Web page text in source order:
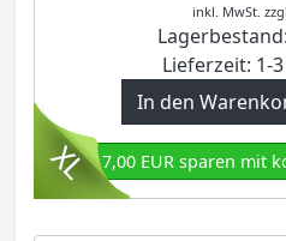
inkl. MwSt. zzgl.
Lagerbestand:
Lieferzeit: 1-
In den
17,00 EUR sparen mit